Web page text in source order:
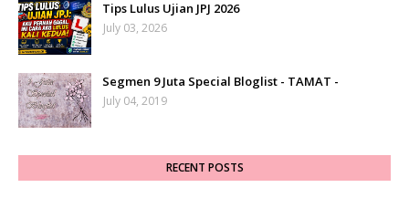
Tips Lulus Ujian JPJ 2026
July 03, 2026
Segmen 9 Juta Special Bloglist - TAMAT -
July 04, 2019
RECENT POSTS